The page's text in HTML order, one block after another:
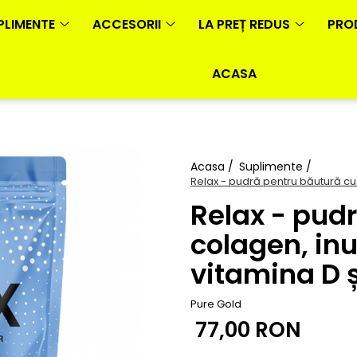
ACCESORII LA PREȚ REDUS
ACASA
Acasa / Suplimente /
Relax - pudră pentru băutură
Relax -
colagen,
vitamina D
Pure Gold
77,00 RON